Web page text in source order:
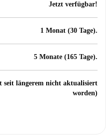
Jetzt verfügbar!
1 Monat (30 Tage).
5 Monate (165 Tage).
seit längerem nicht aktualisiert
worden)